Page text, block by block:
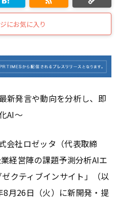
にお気に入り
新発言や動向を分析し、即
AI～
会社ロゼッタ（代表取締
経営陣の課題予測分析AIエ
クティブインサイト」（以
月26日（火）に新開発・提